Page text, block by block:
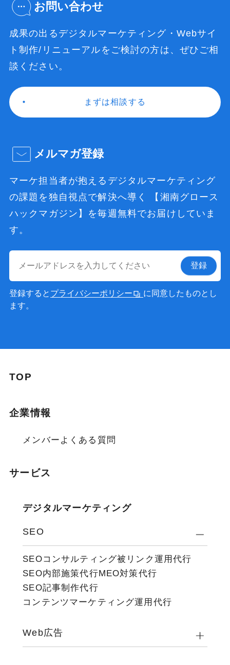
お問い合わせ
成果の出るデジタルマーケティング・Webサイ
ト制作/ リニューアルをご検討の方は、ぜひご相
談ください。
まずは相談する
メルマガ登録
マーケ担当者が抱えるデジタルマーケティング
の課題を 独自視点で解決へ導く 【湘南グロース
ハックマガジン】を毎週無料でお届けしていま
す。
登録
登録すると プライバシーポリシー
に同意したものとし
ます。
TOP
企業情報
メンバー よくある質問
サービス
デジタルマーケティング
SEO
SEOコンサルティング被リンク運用代行
SEO内部施策代行MEO対策代行
SEO記事制作代行
コンテンツマーケティング運用代行
Web広告